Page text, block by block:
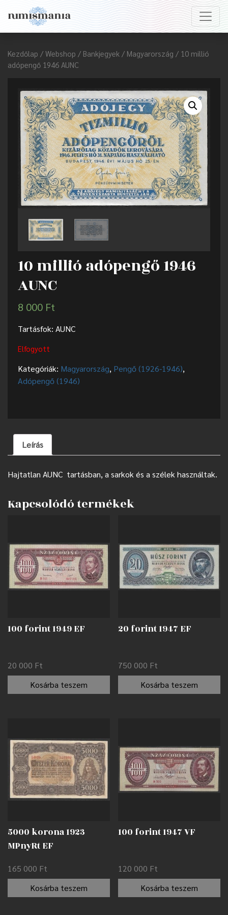
Kezdőlap / Webshop / Bankjegyek / Magyarország / 10 millió
adópengő 1946 AUNC
10 millió adópengő 1946
AUNC
8 000 Ft
Tartásfok: AUNC
Elfogyott
Kategóriák: Magyarország, Pengő (1926-1946),
Adópengő (1946)
Leírás
Hajtatlan AUNC tartásban, a sarkok és a szélek használtak.
Kapcsolódó termékek
100 forint 1949 EF
20 000 Ft
Kosárba teszem
20 forint 1947 EF
750 000 Ft
Kosárba teszem
5000 korona 1923
MPnyRt EF
165 000 Ft
Kosárba teszem
100 forint 1947 VF
120 000 Ft
Kosárba teszem